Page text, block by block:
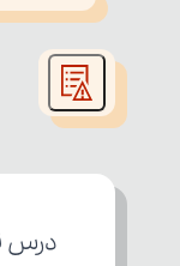
This
is
window.
درس